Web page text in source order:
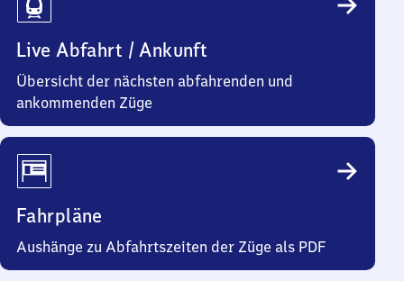
Live Abfahrt / Ankunft
Übersicht der nächsten abfahrenden und
ankommenden Züge
Fahrpläne
Aushänge zu Abfahrtszeiten der Züge als PDF